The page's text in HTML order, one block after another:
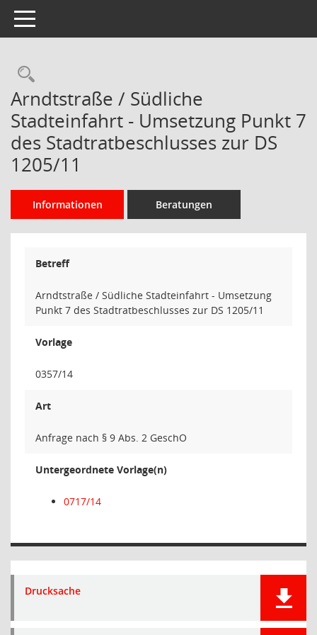
Toggle navigation
Rechercheauswahl
Arndtstraße / Südliche
Stadteinfahrt - Umsetzung Punkt 7
des Stadtratbeschlusses zur DS
1205/11
Informationen Beratungen
Betreff
Arndtstraße / Südliche Stadteinfahrt - Umsetzung
Punkt 7 des Stadtratbeschlusses zur DS 1205/11
Vorlage
0357/14
Art
Anfrage nach § 9 Abs. 2 GeschO
Untergeordnete Vorlage(n)
0717/14
Drucksache